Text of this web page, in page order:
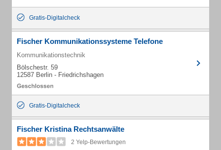
Gratis-Digitalcheck
Fischer Kommunikationssysteme Telefone
Kommunikationstechnik
Bölschestr. 59
12587 Berlin - Friedrichshagen
Gratis-Digitalcheck
Fischer Kristina Rechtsanwälte
2 Yelp-Bewertungen